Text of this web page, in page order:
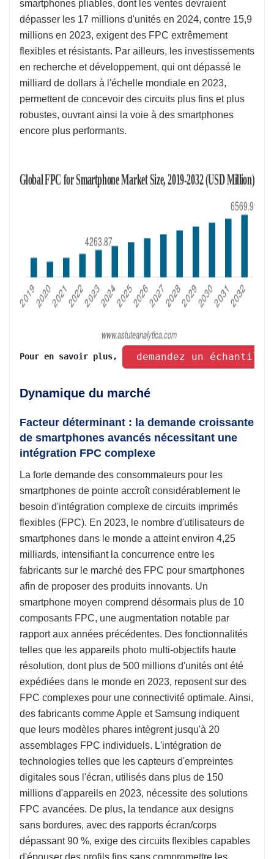
smartphones pliables, dont les ventes devraient
dépasser les 17 millions d'unités en 2024, contre 15,9
millions en 2023, exigent des FPC extrêmement
flexibles et résistants. Par ailleurs, les investissements
en recherche et développement, qui ont dépassé le
milliard de dollars à l'échelle mondiale en 2023,
permettent de concevoir des circuits plus fins et plus
robustes, ouvrant ainsi la voie à des smartphones
encore plus performants.
Pour en savoir plus, demandez un
Dynamique du marché
Facteur déterminant : la demande croissante
de smartphones avancés nécessitant une
intégration FPC complexe
La forte demande des consommateurs pour les
smartphones de pointe accroît considérablement le
besoin d'intégration complexe de circuits imprimés
flexibles (FPC). En 2023, le nombre d'utilisateurs de
smartphones dans le monde a atteint environ 4,25
milliards, intensifiant la concurrence entre les
fabricants sur le marché des FPC pour smartphones
afin de proposer des produits innovants. Un
smartphone moyen comprend désormais plus de 10
composants FPC, une augmentation notable par
rapport aux années précédentes. Des fonctionnalités
telles que les appareils photo multi-objectifs haute
résolution, dont plus de 500 millions d'unités ont été
expédiées dans le monde en 2023, reposent sur des
FPC complexes pour une connectivité optimale. Ainsi,
des fabricants comme Apple et Samsung indiquent
que leurs modèles phares intègrent jusqu'à 20
assemblages FPC individuels. L'intégration de
technologies telles que les capteurs d'empreintes
digitales sous l'écran, utilisés dans plus de 150
millions d'appareils en 2023, nécessite des solutions
FPC avancées. De plus, la tendance aux designs
sans bordures, avec des rapports écran/corps
dépassant 90 %, exige des circuits flexibles capables